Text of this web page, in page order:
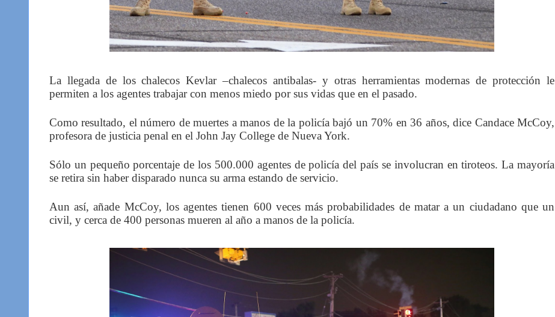
La llegada de los chalecos Kevlar –chalecos antibalas- y otras herramientas modernas de protección le
permiten a los agentes trabajar con menos miedo por sus vidas que en el pasado.
Como resultado, el número de muertes a manos de la policía bajó un 70% en 36 años, dice Candace McCoy,
profesora de justicia penal en el John Jay College de Nueva York.
Sólo un pequeño porcentaje de los 500.000 agentes de policía del país se involucran en tiroteos. La mayoría
se retira sin haber disparado nunca su arma estando de servicio.
Aun así, añade McCoy, los agentes tienen 600 veces más probabilidades de matar a un ciudadano que un
civil, y cerca de 400 personas mueren al año a manos de la policía.